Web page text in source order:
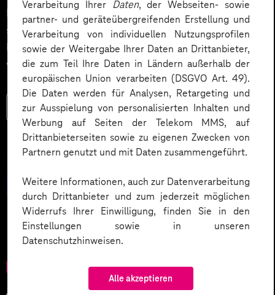
Verarbeitung Ihrer Daten, der Webseiten- sowie
partner- und geräteübergreifenden Erstellung und
Verarbeitung von individuellen Nutzungsprofilen
sowie der Weitergabe Ihrer Daten an Drittanbieter,
die zum Teil Ihre Daten in Ländern außerhalb der
europäischen Union verarbeiten (DSGVO Art. 49).
Die Daten werden für Analysen, Retargeting und
zur Ausspielung von personalisierten Inhalten und
Werbung auf Seiten der Telekom MMS, auf
Drittanbieterseiten sowie zu eigenen Zwecken von
Partnern genutzt und mit Daten zusammengeführt.
Weitere Informationen, auch zur Datenverarbeitung
durch Drittanbieter und zum jederzeit möglichen
Widerrufs Ihrer Einwilligung, finden Sie in den
Einstellungen sowie in unseren
Datenschutzhinweisen.
Alle akzeptieren
belastbares Betriebsmodell. Denn eine gute Demo ist
schnell gebaut. Wert entsteht erst, wenn KI integriert
läuft, Risiken beherrschbar bleiben und Teams wissen,
wer wofür verantwortlich ist.
Mehr lesen